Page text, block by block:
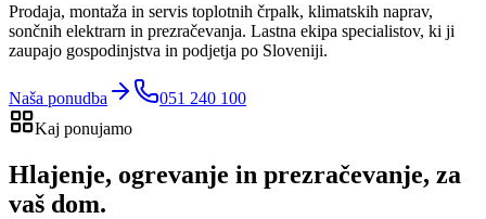
Prodaja, montaža in servis toplotnih črpalk, klimatskih naprav,
sončnih elektrarn in prezračevanja. Lastna ekipa specialistov, ki ji
zaupajo gospodinjstva in podjetja po Sloveniji.
Naša ponudba
051 240 100
Kaj ponujamo
Hlajenje, ogrevanje in prezračevanje, za
vaš dom.